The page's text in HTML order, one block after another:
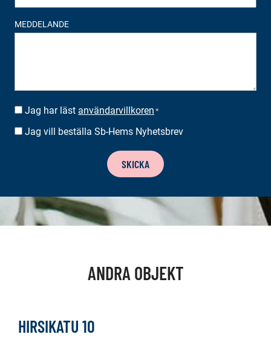
MEDDELANDE
SUOSTUMUS *
Jag har läst användarvillkoren *
BESTÄLLA
Jag vill beställa Sb-Hems Nyhetsbrev
SKICKA
ANDRA OBJEKT
HIRSIKATU 10